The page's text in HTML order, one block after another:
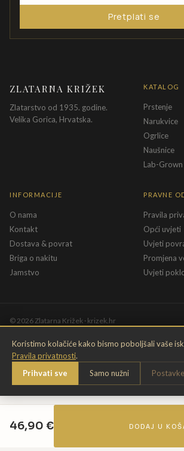
46,90 € DODAJ U
Koristimo kolačiće kako bismo poboljšali vaše
Pravila privatnosti.
Prihvati sve
Samo nužni Postavke
Pretplati se
ZLATARNA KRIŽEK
Zlatarstvo od 1935. godine.
Velika Gorica, Hrvatska.
KATALOG
Prstenje
Narukvice
Ogrlice
Naušnice
Lab-Grown
INFORMACIJE
O nama
Kontakt
Dostava & povrat
Briga o nakitu
Jamstvo
PRAVNE
Pravila
Opći uvjeti
Uvjeti
Promjena
Uvjeti
©2026 Zlatarna Križek · krizek.hr